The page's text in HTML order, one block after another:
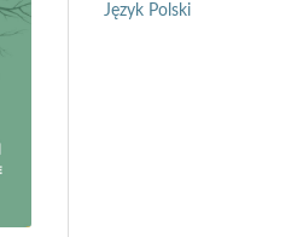
Język Polski